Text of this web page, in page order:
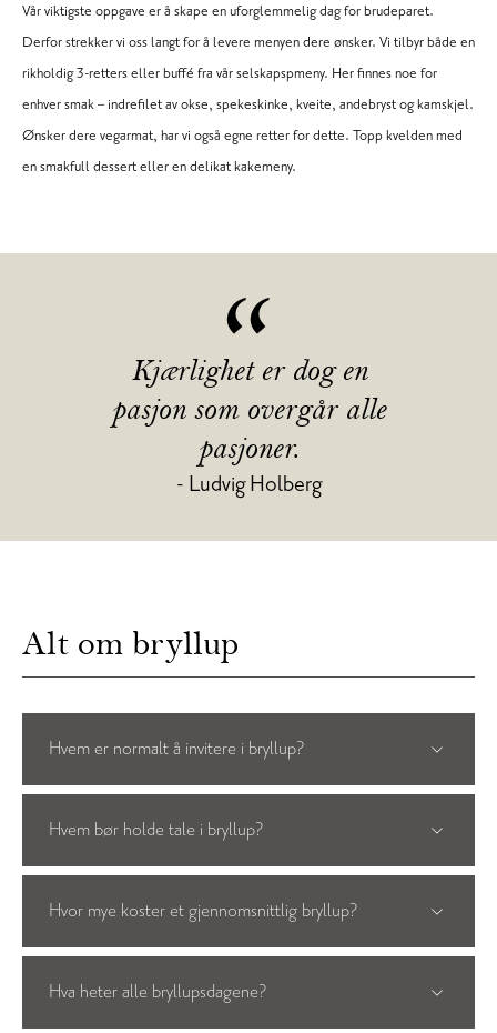
Vår viktigste oppgave er å skape en uforglemmelig dag for brudeparet.
Derfor strekker vi oss langt for å levere menyen dere ønsker. Vi tilbyr både en
rikholdig 3-retters eller buffé fra vår selskapspmeny. Her finnes noe for
enhver smak – indrefilet av okse, spekeskinke, kveite, andebryst og kamskjel.
Ønsker dere vegarmat, har vi også egne retter for dette. Topp kvelden med
en smakfull dessert eller en delikat kakemeny.
Kjærlighet er dog en
pasjon som overgår alle
pasjoner.
- Ludvig Holberg
Alt om bryllup
Hvem er normalt å invitere i bryllup?
Hvem bør holde tale i bryllup?
Hvor mye koster et gjennomsnittlig bryllup?
Hva heter alle bryllupsdagene?